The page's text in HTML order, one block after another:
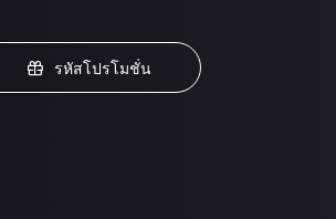
รหัสโปรโมชั่น